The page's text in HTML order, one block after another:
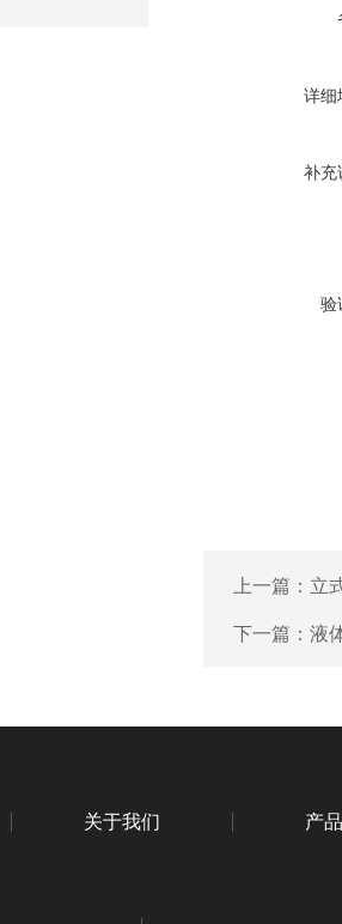
详细
补充
验
上一篇： 立
下一篇： 液
关于我们 产